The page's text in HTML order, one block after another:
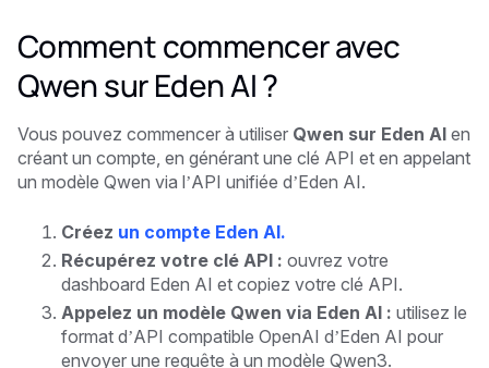
Comment commencer avec
Qwen sur Eden AI ?
Vous pouvez commencer à utiliser Qwen sur Eden AI en
créant un compte, en générant une clé API et en appelant
un modèle Qwen via l’API unifiée d’Eden AI.
Créez un compte Eden AI.
Récupérez votre clé API : ouvrez votre
dashboard Eden AI et copiez votre clé API.
Appelez un modèle Qwen via Eden AI : utilisez le
format d’API compatible OpenAI d’Eden AI pour
envoyer une requête à un modèle Qwen3.